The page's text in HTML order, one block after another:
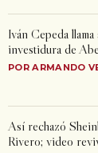
Iván Cepeda
investidura de
POR ARMANDO
Así rechazó
Rivero; video